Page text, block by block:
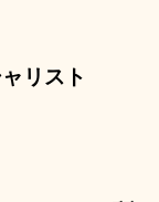
リスト